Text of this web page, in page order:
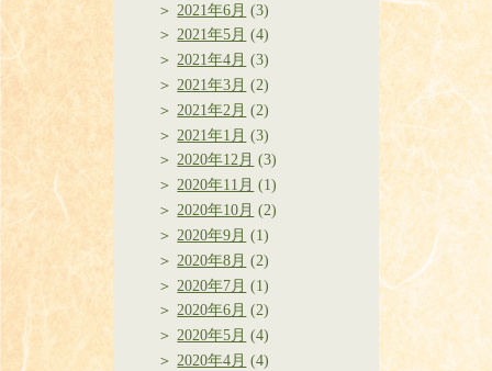
2021年6月 (3)
2021年5月 (4)
2021年4月 (3)
2021年3月 (2)
2021年2月 (2)
2021年1月 (3)
2020年12月 (3)
2020年11月 (1)
2020年10月 (2)
2020年9月 (1)
2020年8月 (2)
2020年7月 (1)
2020年6月 (2)
2020年5月 (4)
2020年4月 (4)